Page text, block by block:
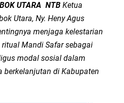
UTARA NTB Ketua
Utara, Ny. Heny Agus
menjaga kelestarian
Mandi Safar sebagai
modal sosial dalam
berkelanjutan di Kabupaten